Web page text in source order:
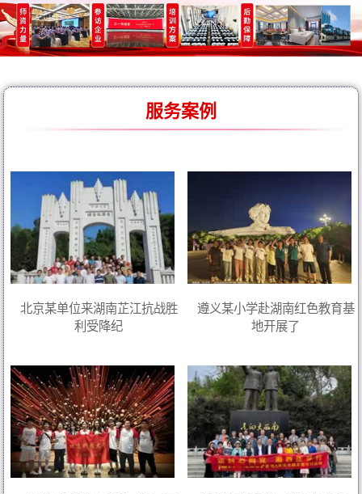
服务案例
北京某单位来湖南芷江抗战胜
利受降纪
遵义某小学赴湖南红色教育基
地开展了